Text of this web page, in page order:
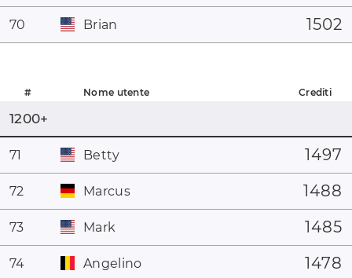
70 Brian 1502
# Nome utente Crediti
1200+
71 Betty 1497
72 Marcus 1488
73 Mark 1485
74 Angelino 1478